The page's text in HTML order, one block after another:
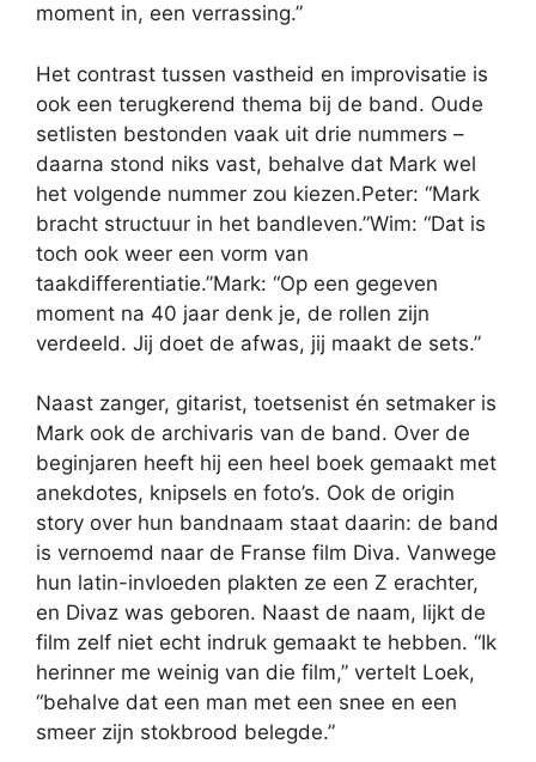
moment in, een verrassing.”
Het contrast tussen vastheid en improvisatie is
ook een terugkerend thema bij de band. Oude
setlisten bestonden vaak uit drie nummers –
daarna stond niks vast, behalve dat Mark wel
het volgende nummer zou kiezen.Peter: “Mark
bracht structuur in het bandleven.”Wim: “Dat is
toch ook weer een vorm van
taakdifferentiatie.”Mark: “Op een gegeven
moment na 40 jaar denk je, de rollen zijn
verdeeld. Jij doet de afwas, jij maakt de sets.”
Naast zanger, gitarist, toetsenist én setmaker is
Mark ook de archivaris van de band. Over de
beginjaren heeft hij een heel boek gemaakt met
anekdotes, knipsels en foto’s. Ook de origin
story over hun bandnaam staat daarin: de band
is vernoemd naar de Franse film Diva. Vanwege
hun latin-invloeden plakten ze een Z erachter,
en Divaz was geboren. Naast de naam, lijkt de
film zelf niet echt indruk gemaakt te hebben. “Ik
herinner me weinig van die film,” vertelt Loek,
“behalve dat een man met een snee en een
smeer zijn stokbrood belegde.”